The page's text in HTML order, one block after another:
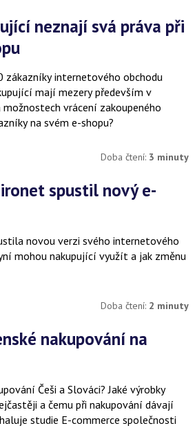
internetového obchodu
mají mezery především v
vrácení zakoupeného
na svém e-shopu?
Doba čtení: 3 minuty
novou verzi svého internetového
mohou nakupující využít a jak změnu
Doba čtení: 2 minuty
Češi a Slováci? Jaké výrobky
a čemu při nakupování dávají
studie E-commerce společnosti